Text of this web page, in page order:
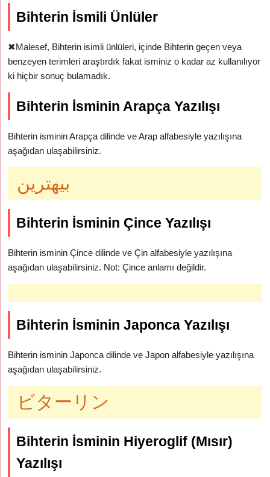
Bihterin İsmili Ünlüler
✖Malesef, Bihterin isimli ünlüleri, içinde Bihterin geçen veya
benzeyen terimleri araştırdık fakat isminiz o kadar az kullanılıyor
ki hiçbir sonuç bulamadık.
Bihterin İsminin Arapça Yazılışı
Bihterin isminin Arapça dilinde ve Arap alfabesiyle yazılışına
aşağıdan ulaşabilirsiniz.
بيهترين
Bihterin İsminin Çince Yazılışı
Bihterin isminin Çince dilinde ve Çin alfabesiyle yazılışına
aşağıdan ulaşabilirsiniz. Not: Çince anlamı değildir.
Bihterin İsminin Japonca Yazılışı
Bihterin isminin Japonca dilinde ve Japon alfabesiyle yazılışına
aşağıdan ulaşabilirsiniz.
ビターリン
Bihterin İsminin Hiyeroglif (Mısır)
Yazılışı